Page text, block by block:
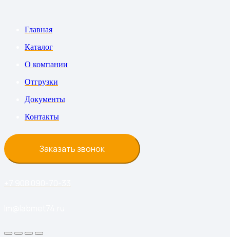
Главная
Каталог
О компании
Отгрузки
Документы
Контакты
Заказать звонок